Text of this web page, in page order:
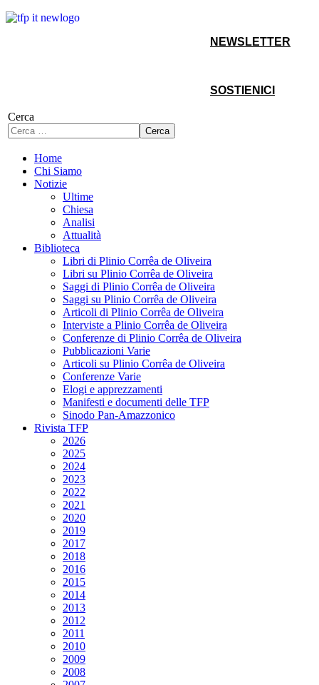
NEWSLETTER
SOSTIENICI
Cerca
Cerca
Home
Chi Siamo
Notizie
Ultime
Chiesa
Analisi
Attualità
Biblioteca
Libri di Plinio Corrêa de Oliveira
Libri su Plinio Corrêa de Oliveira
Saggi di Plinio Corrêa de Oliveira
Saggi su Plinio Corrêa de Oliveira
Articoli di Plinio Corrêa de Oliveira
Interviste a Plinio Corrêa de Oliveira
Conferenze di Plinio Corrêa de Oliveira
Pubblicazioni Varie
Articoli su Plinio Corrêa de Oliveira
Conferenze Varie
Elogi e apprezzamenti
Manifesti e documenti delle TFP
Sinodo Pan-Amazzonico
Rivista TFP
2026
2025
2024
2023
2022
2021
2020
2019
2017
2018
2016
2015
2014
2013
2012
2011
2010
2009
2008